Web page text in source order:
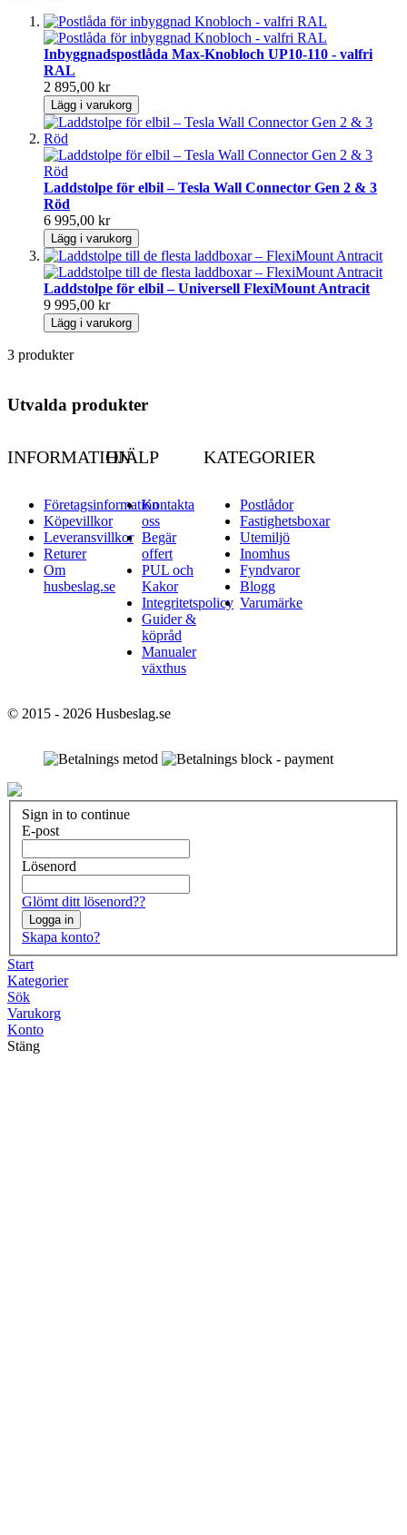
Inbyggnadspostlåda Max-Knobloch UP10-110 - valfri
RAL
2 895,00 kr
Lägg i varukorg
Laddstolpe för elbil – Tesla Wall Connector Gen 2 & 3
Röd
6 995,00 kr
Lägg i varukorg
Laddstolpe för elbil – Universell FlexiMount Antracit
9 995,00 kr
Lägg i varukorg
3 produkter
Utvalda produkter
INFORMATION
Företagsinformation
Köpevillkor
Leveransvillkor
Returer
Om
husbeslag.se
HJÄLP
Kontakta
oss
Begär
offert
PUL och
Kakor
Integritetspolicy
Guider &
köpråd
Manualer
växthus
KATEGORIER
Postlådor
Fastighetsboxar
Utemiljö
Inomhus
Fyndvaror
Blogg
Varumärke
© 2015 - 2026 Husbeslag.se
Sign in to continue
E-post
Lösenord
Glömt ditt lösenord??
Logga in
Skapa konto?
Start
Kategorier
Sök
Varukorg
Konto
Stäng